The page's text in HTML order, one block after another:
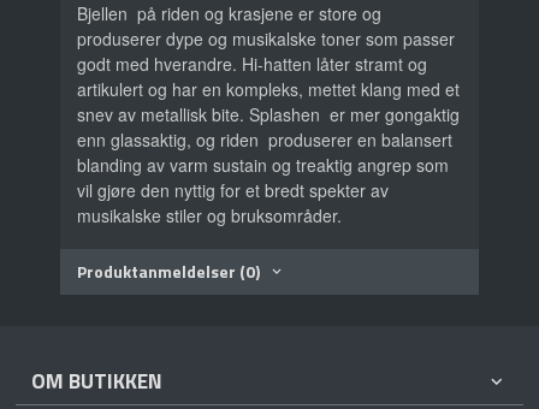
Bjellen på riden og krasjene er store og
produserer dype og musikalske toner som passer
godt med hverandre. Hi-hatten låter stramt og
artikulert og har en kompleks, mettet klang med et
snev av metallisk bite. Splashen er mer gongaktig
enn glassaktig, og riden produserer en balansert
blanding av varm sustain og treaktig angrep som
vil gjøre den nyttig for et bredt spekter av
musikalske stiler og bruksområder.
Produktanmeldelser (0)
OM BUTIKKEN